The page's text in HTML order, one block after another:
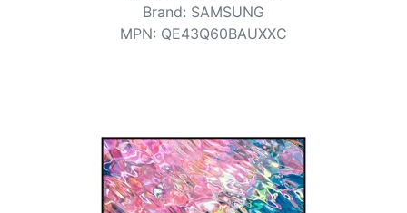
Brand: SAMSUNG
MPN: QE43Q60BAUXXC